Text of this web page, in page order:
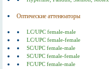
Оптические аттенюаторы
LC/UPC female-male
LC/UPC female-female
SC/UPC female-male
SC/UPC female-female
FC/UPC female-male